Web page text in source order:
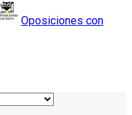
Oposiciones con